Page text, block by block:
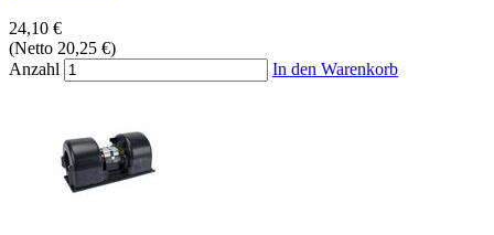
24,10 €
(Netto 20,25 €)
Anzahl
In den Warenkorb